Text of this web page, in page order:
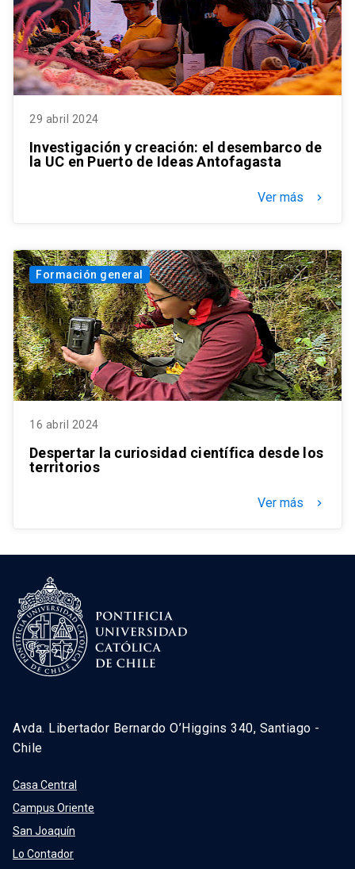
29 abril 2024
Investigación y creación: el desembarco de
la UC en Puerto de Ideas Antofagasta
Ver más keyboard_arrow_right
Formación general
16 abril 2024
Despertar la curiosidad científica desde los
territorios
Ver más keyboard_arrow_right
Avda. Libertador Bernardo O’Higgins 340, Santiago -
Chile
Casa Central
Campus Oriente
San Joaquín
Lo Contador